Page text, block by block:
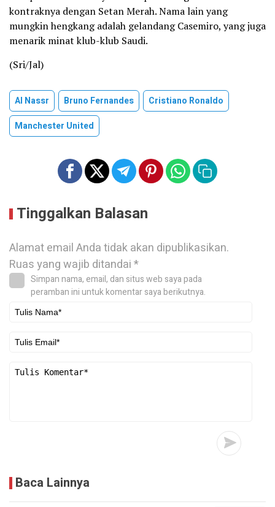
kontraknya dengan Setan Merah. Nama lain yang
mungkin hengkang adalah gelandang Casemiro, yang juga
menarik minat klub-klub Saudi.
(Sri/Jal)
Al Nassr Bruno Fernandes
Cristiano Ronaldo
Manchester United
Tinggalkan Balasan
Alamat email Anda tidak akan dipublikasikan.
Ruas yang wajib ditandai*
Simpan nama, email, dan situs web saya pada
peramban ini untuk komentar saya berikutnya.
Baca Lainnya